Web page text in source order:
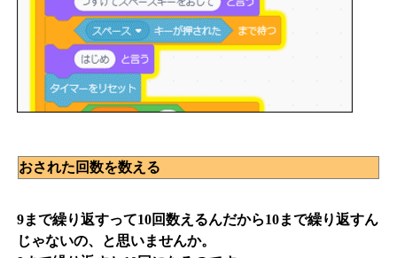
おされた回数を数える
9まで繰り返すって10回数えるんだから10まで繰り返すん
じゃないの、と思いませんか。